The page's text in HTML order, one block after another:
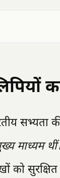
सभ्यता
माध्यम
सुरक्षित